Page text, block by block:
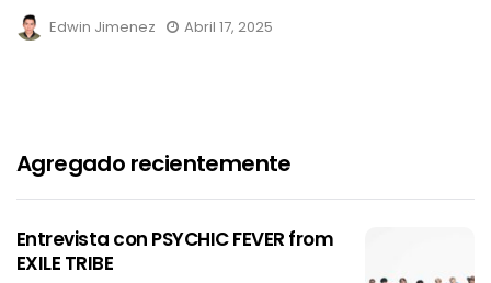
Edwin Jimenez Abril 17, 2025
Agregado recientemente
Entrevista con PSYCHIC FEVER from
EXILE TRIBE